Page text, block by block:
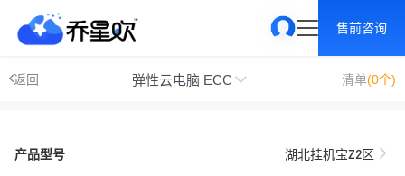
售前咨询
返回 弹性云电脑 ECC 清单(0个)
产品型号 湖北挂机宝Z2区